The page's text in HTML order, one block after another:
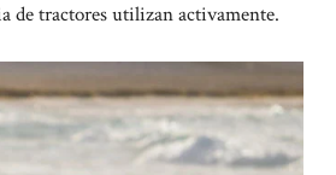
de tractores utilizan activamente.